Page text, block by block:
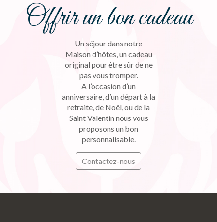
Offrir un bon cadeau
Un séjour dans notre
Maison d’hôtes, un cadeau
original pour être sûr de ne
pas vous tromper.
A l’occasion d’un
anniversaire, d’un départ à la
retraite, de Noël, ou de la
Saint Valentin nous vous
proposons un bon
personnalisable.
Contactez-nous